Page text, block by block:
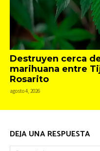
Destruyen cerca
marihuana entre
Rosarito
agosto 4, 2026
DEJA UNA RESPUESTA